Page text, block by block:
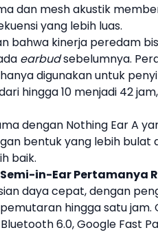
dan mesh akustik
yang lebih luas.
bahwa kinerja peredam
earbudsebelumnya.
digunakan untuk
hingga 10 menjadi 42
dengan Nothing Ear A
bentuk yang lebih bulat
baik.
Semi-in-Ear Pertamanya
daya cepat, dengan
hingga satu jam.
6.0, Google Fast